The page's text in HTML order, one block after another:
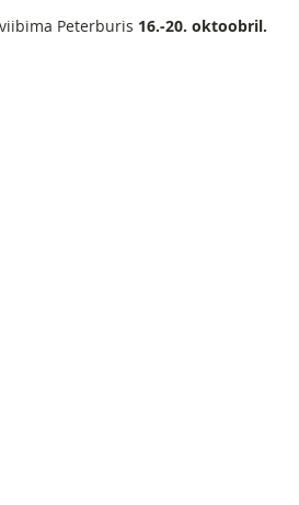
Peterburis 16.-20. oktoobril.